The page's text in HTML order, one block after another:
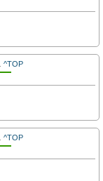
^TOP
^TOP